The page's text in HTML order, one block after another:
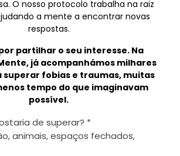
O nosso protocolo trabalha na raiz
a mente a encontrar novas
respostas.
partilhar o seu interesse. Na
já acompanhámos milhares
superar fobias e traumas, muitas
tempo do que imaginavam
possível.
de superar? *
animais, espaços fechados,